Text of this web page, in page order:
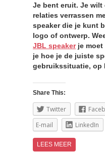
Je bent eruit. Je wilt
relaties verrassen
speaker die je kunt
logo of ontwerp.
JBL speakerje moet
je hoe je de juiste
gebruikssituatie, op
Share This:
Twitter
E-mail
LinkedIn
LEES MEER